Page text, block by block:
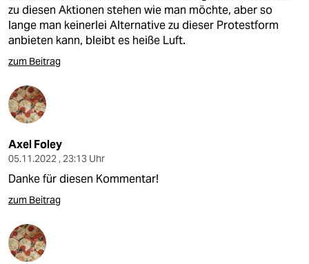
zu diesen Aktionen stehen wie man möchte, aber so
lange man keinerlei Alternative zu dieser Protestform
anbieten kann, bleibt es heiße Luft.
zum Beitrag
Axel Foley
05.11.2022 , 23:13 Uhr
Danke für diesen Kommentar!
zum Beitrag